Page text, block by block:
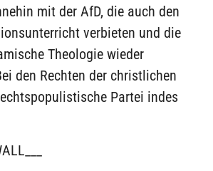
mit der AfD, die auch den
verbieten und die
Theologie wieder
den Rechten der christlichen
Partei indes